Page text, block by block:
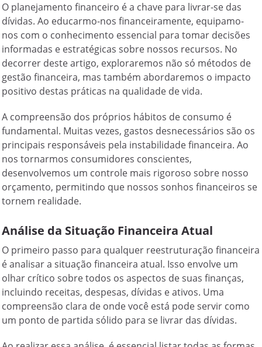
O planejamento financeiro é a chave para livrar-se das
dívidas. Ao educarmo-nos financeiramente, equipamo-
nos com o conhecimento essencial para tomar decisões
informadas e estratégicas sobre nossos recursos. No
decorrer deste artigo, exploraremos não só métodos de
gestão financeira, mas também abordaremos o impacto
positivo destas práticas na qualidade de vida.
A compreensão dos próprios hábitos de consumo é
fundamental. Muitas vezes, gastos desnecessários são os
principais responsáveis pela instabilidade financeira. Ao
nos tornarmos consumidores conscientes,
desenvolvemos um controle mais rigoroso sobre nosso
orçamento, permitindo que nossos sonhos financeiros se
tornem realidade.
Análise da Situação Financeira Atual
O primeiro passo para qualquer reestruturação financeira
é analisar a situação financeira atual. Isso envolve um
olhar crítico sobre todos os aspectos de suas finanças,
incluindo receitas, despesas, dívidas e ativos. Uma
compreensão clara de onde você está pode servir como
um ponto de partida sólido para se livrar das dívidas.